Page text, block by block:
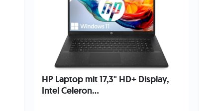
HP Laptop mit 17,3" HD+ Display,
Intel Celeron...